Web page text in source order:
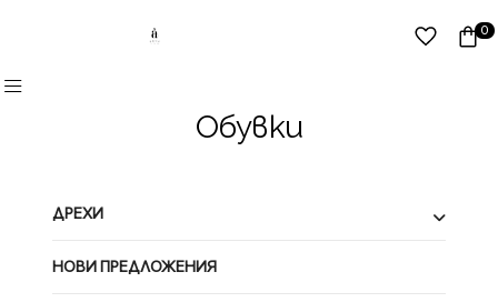
0
Обувки
ДРЕХИ
НОВИ ПРЕДЛОЖЕНИЯ